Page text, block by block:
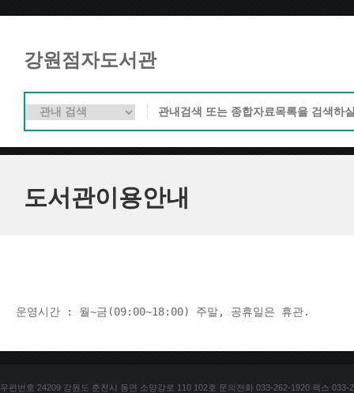
강원점자도서관
도서관이용안내
운영시간 : 월~금(09:00~18:00) 주말, 공휴일은 휴관.
우편번호 24209 강원도 춘천시 동면 소양강로 110 102호 문의전화 033-262-1920 팩스 033-